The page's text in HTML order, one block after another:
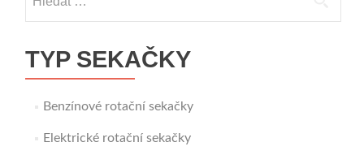
TYP SEKAČKY
Benzínové rotační sekačky
Elektrické rotační sekačky